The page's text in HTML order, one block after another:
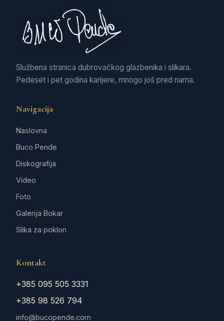
Službena stranica dubrovačkog glazbenika i slikara.
Pedeset i pet godina karijere, mnogo još pred nama.
Navigacija
Naslovna
Buco Pende
Diskografija
Video
Foto
Galerija Bokar
Slika za poklon
Kontakt
+385 095 505 3331
+385 98 526 794
info@bucopende.com